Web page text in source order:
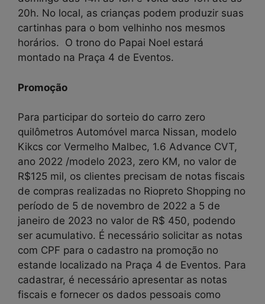
20h. No local, as crianças podem produzir suas
cartinhas para o bom velhinho nos mesmos
horários. O trono do Papai Noel estará
montado na Praça 4 de Eventos.
Promoção
Para participar do sorteio do carro zero
quilômetros Automóvel marca Nissan, modelo
Kikcs cor Vermelho Malbec, 1.6 Advance CVT,
ano 2022 /modelo 2023, zero KM, no valor de
R$125 mil, os clientes precisam de notas fiscais
de compras realizadas no Riopreto Shopping no
período de 5 de novembro de 2022 a 5 de
janeiro de 2023 no valor de R$ 450, podendo
ser acumulativo. É necessário solicitar as notas
com CPF para o cadastro na promoção no
estande localizado na Praça 4 de Eventos. Para
cadastrar, é necessário apresentar as notas
fiscais e fornecer os dados pessoais como